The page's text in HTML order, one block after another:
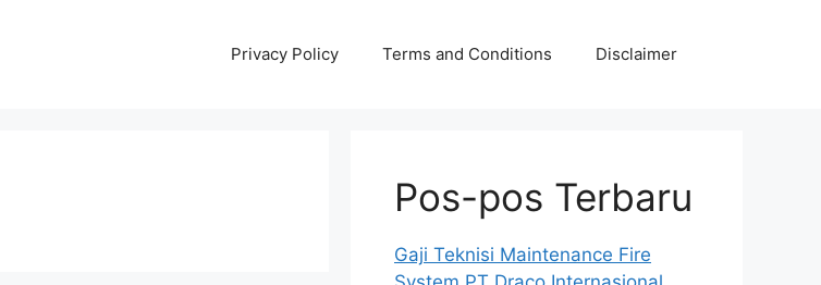
Privacy Policy Terms and Conditions Disclaimer
Pos-pos Terbaru
Gaji Teknisi Maintenance Fire